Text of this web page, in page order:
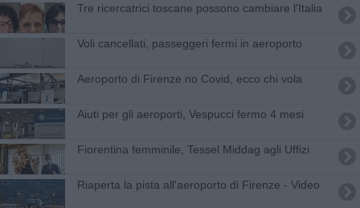
Tre ricercatrici toscane possono cambiare l'Italia
Voli cancellati, passeggeri fermi in aeroporto
Aeroporto di Firenze no Covid, ecco chi vola
Aiuti per gli aeroporti, Vespucci fermo 4 mesi
Fiorentina femminile, Tessel Middag agli Uffizi
Riaperta la pista all'aeroporto di Firenze - Video